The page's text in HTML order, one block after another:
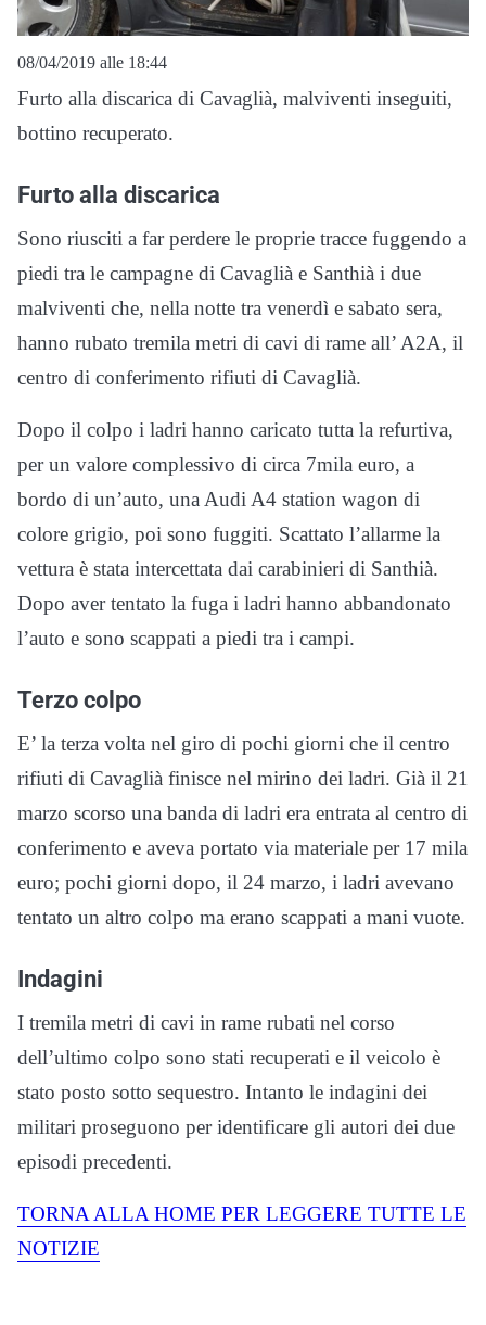
08/04/2019 alle 18:44
Furto alla discarica di Cavaglià, malviventi inseguiti,
bottino recuperato.
Furto alla discarica
Sono riusciti a far perdere le proprie tracce fuggendo a
piedi tra le campagne di Cavaglià e Santhià i due
malviventi che, nella notte tra venerdì e sabato sera,
hanno rubato tremila metri di cavi di rame all’ A2A, il
centro di conferimento rifiuti di Cavaglià.
Dopo il colpo i ladri hanno caricato tutta la refurtiva,
per un valore complessivo di circa 7mila euro, a
bordo di un’auto, una Audi A4 station wagon di
colore grigio, poi sono fuggiti. Scattato l’allarme la
vettura è stata intercettata dai carabinieri di Santhià.
Dopo aver tentato la fuga i ladri hanno abbandonato
l’auto e sono scappati a piedi tra i campi.
Terzo colpo
E’ la terza volta nel giro di pochi giorni che il centro
rifiuti di Cavaglià finisce nel mirino dei ladri. Già il 21
marzo scorso una banda di ladri era entrata al centro di
conferimento e aveva portato via materiale per 17 mila
euro; pochi giorni dopo, il 24 marzo, i ladri avevano
tentato un altro colpo ma erano scappati a mani vuote.
Indagini
I tremila metri di cavi in rame rubati nel corso
dell’ultimo colpo sono stati recuperati e il veicolo è
stato posto sotto sequestro. Intanto le indagini dei
militari proseguono per identificare gli autori dei due
episodi precedenti.
TORNA ALLA HOME PER LEGGERE TUTTE LE
NOTIZIE